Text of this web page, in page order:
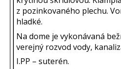
z pozinkovaného plechu.
hladké.
Na dome je vykonávaná
verejný rozvod vody,
I.PP – suterén.